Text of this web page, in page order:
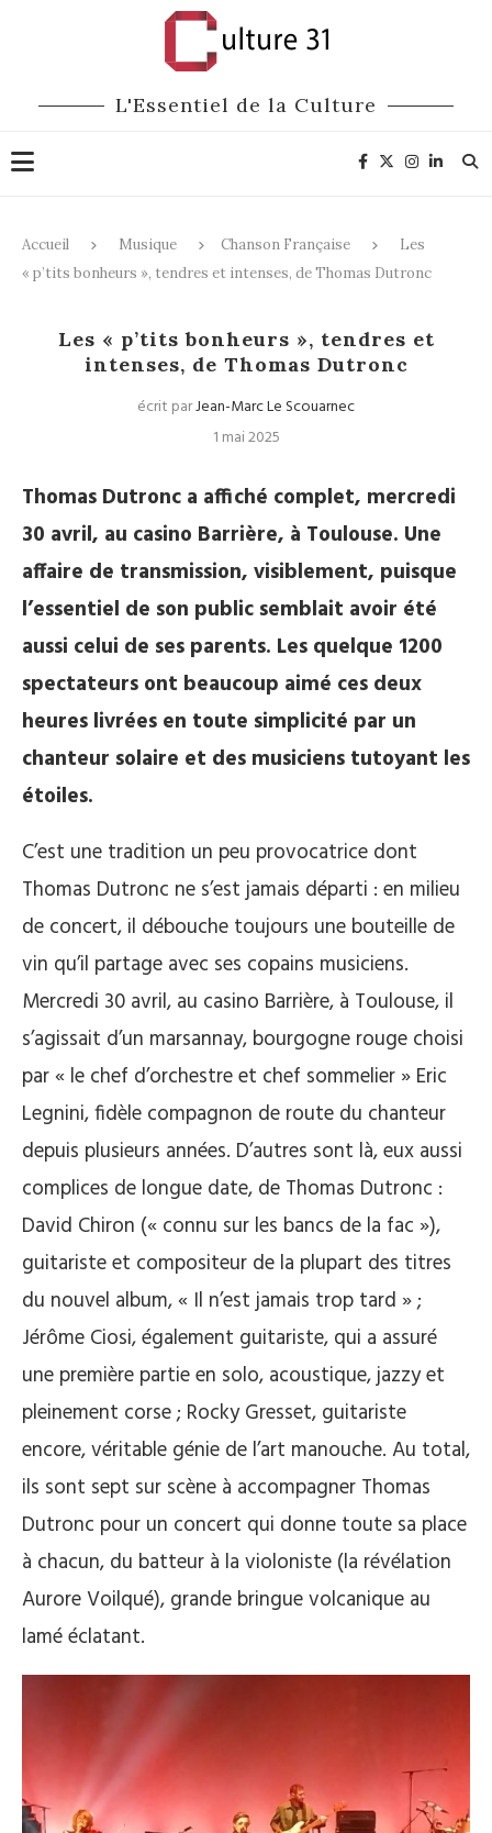
L'Essentiel de la Culture
Accueil Musique Chanson Française
Les
« p’tits bonheurs », tendres et intenses, de Thomas Dutronc
Les « p’tits bonheurs », tendres et
intenses, de Thomas Dutronc
écrit parJean-Marc Le Scouarnec
1 mai 2025
Thomas Dutronc a affiché complet, mercredi
30 avril, au casino Barrière, à Toulouse. Une
affaire de transmission, visiblement, puisque
l’essentiel de son public semblait avoir été
aussi celui de ses parents. Les quelque 1200
spectateurs ont beaucoup aimé ces deux
heures livrées en toute simplicité par un
chanteur solaire et des musiciens tutoyant les
étoiles.
C’est une tradition un peu provocatrice dont
Thomas Dutronc ne s’est jamais départi : en milieu
de concert, il débouche toujours une bouteille de
vin qu’il partage avec ses copains musiciens.
Mercredi 30 avril, au casino Barrière, à Toulouse, il
s’agissait d’un marsannay, bourgogne rouge choisi
par « le chef d’orchestre et chef sommelier » Eric
Legnini, fidèle compagnon de route du chanteur
depuis plusieurs années. D’autres sont là, eux aussi
complices de longue date, de Thomas Dutronc :
David Chiron (« connu sur les bancs de la fac »),
guitariste et compositeur de la plupart des titres
du nouvel album, « Il n’est jamais trop tard » ;
Jérôme Ciosi, également guitariste, qui a assuré
une première partie en solo, acoustique, jazzy et
pleinement corse ; Rocky Gresset, guitariste
encore, véritable génie de l’art manouche. Au total,
ils sont sept sur scène à accompagner Thomas
Dutronc pour un concert qui donne toute sa place
à chacun, du batteur à la violoniste (la révélation
Aurore Voilqué), grande bringue volcanique au
lamé éclatant.